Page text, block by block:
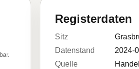
Registerdaten
Sitz
Datenstand
2024-
Quelle